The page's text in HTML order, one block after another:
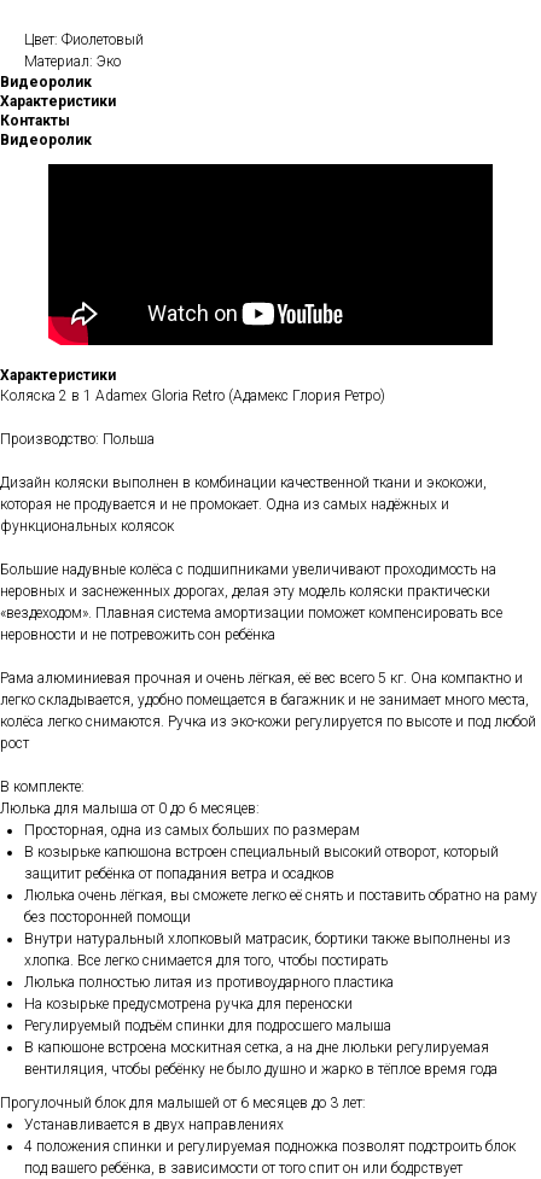
Цвет: Фиолетовый
Материал: Эко
Видеоролик
Характеристики
Контакты
Видеоролик
Характеристики
Коляска 2 в 1 Adamex Gloria Retro (Адамекс Глория Ретро)
Производство: Польша
Дизайн коляски выполнен в комбинации качественной ткани и экокожи,
которая не продувается и не промокает. Одна из самых надёжных и
функциональных колясок
Большие надувные колёса с подшипниками увеличивают проходимость на
неровных и заснеженных дорогах, делая эту модель коляски практически
«вездеходом». Плавная система амортизации поможет компенсировать все
неровности и не потревожить сон ребёнка
Рама алюминиевая прочная и очень лёгкая, её вес всего 5 кг. Она компактно и
легко складывается, удобно помещается в багажник и не занимает много места,
колёса легко снимаются. Ручка из эко-кожи регулируется по высоте и под любой
рост
В комплекте:
Люлька для малыша от 0 до 6 месяцев:
Просторная, одна из самых больших по размерам
В козырьке капюшона встроен специальный высокий отворот, который
защитит ребёнка от попадания ветра и осадков
Люлька очень лёгкая, вы сможете легко её снять и поставить обратно на раму
без посторонней помощи
Внутри натуральный хлопковый матрасик, бортики также выполнены из
хлопка. Все легко снимается для того, чтобы постирать
Люлька полностью литая из противоударного пластика
На козырьке предусмотрена ручка для переноски
Регулируемый подъём спинки для подросшего малыша
В капюшоне встроена москитная сетка, а на дне люльки регулируемая
вентиляция, чтобы ребёнку не было душно и жарко в тёплое время года
Прогулочный блок для малышей от 6 месяцев до 3 лет:
Устанавливается в двух направлениях
4 положения спинки и регулируемая подножка позволят подстроить блок
под вашего ребёнка, в зависимости от того спит он или бодрствует